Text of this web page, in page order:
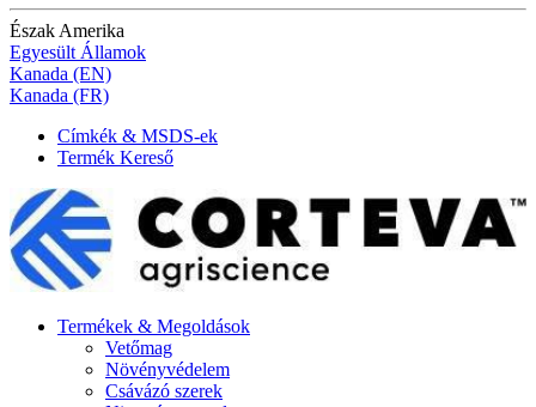
Észak Amerika
Egyesült Államok
Kanada (EN)
Kanada (FR)
Címkék & MSDS-ek
Termék Kereső
Termékek & Megoldások
Vetőmag
Növényvédelem
Csávázó szerek